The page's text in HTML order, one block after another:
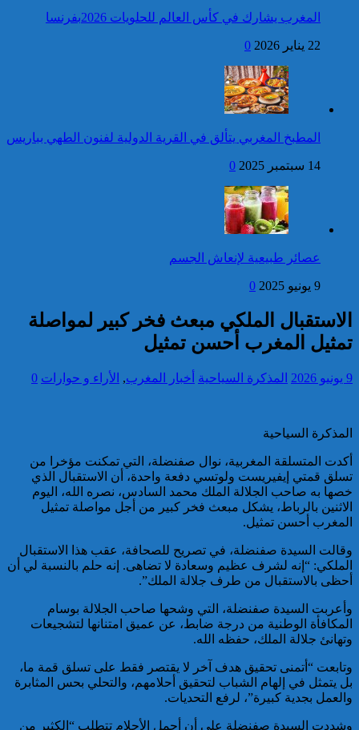
برقية تهنئة إلى جلالة الملك
من رئيس مجلس وزراء
جمهورية أرمينيا بمناسبة عيد
فتح بحث للتحقق من الأفعال
الإجرامية المنسوبة لأربع وعشرين
شخصا للاشتباه في تورطهم في
الامتناع عن القيام بعمل من أعمال
وظيفتهم بغرض الارتشاء
واستغلال النفوذ
إحصائيات مكافحة الجريمة ..
استمرار ارتفاع معدل الزجر
بالعنف
تقديم 17 موقوفا على أنظار النيابة
عرفتها منطقة سيدي الطيبي
موظف أمن يتقدم بشكاية لدى
الوكيل العام للملك بمحكمة
خلفية ادعاءات وهمية وجرائم
مزعومة نسبها له حساب على
شبكات التواصل الاجتماعي
كاريكاتير
كاريكاتير
كاريكاتير
المغرب يشارك في كأس العالم للحلويات 2026بفرنسا
22 يناير 2026 0
المطبخ المغربي يتألق في القرية الدولية لفنون الطهي بباريس
14 سبتمبر 2025 0
عصائر طبيعية لإنعاش الجسم
9 يونيو 2025 0
الاستقبال الملكي مبعث فخر كبير لمواصلة
تمثيل المغرب أحسن تمثيل
9 يونيو 2026 المذكرة السياحية أخبار المغرب, الأراء و حوارات 0
المذكرة السياحية
أكدت المتسلقة المغربية، نوال صفنضلة، التي تمكنت مؤخرا من
تسلق قمتي إيفيريست ولوتسي دفعة واحدة، أن الاستقبال الذي
خصها به صاحب الجلالة الملك محمد السادس، نصره الله، اليوم
الاثنين بالرباط، يشكل مبعث فخر كبير من أجل مواصلة تمثيل
المغرب أحسن تمثيل.
وقالت السيدة صفنضلة، في تصريح للصحافة، عقب هذا الاستقبال
الملكي: “إنه لشرف عظيم وسعادة لا تضاهى. إنه حلم بالنسبة لي أن
أحظى بالاستقبال من طرف جلالة الملك”.
وأعربت السيدة صفنضلة، التي وشحها صاحب الجلالة بوسام
المكافأة الوطنية من درجة ضابط، عن عميق امتنانها لتشجيعات
وتهانئ جلالة الملك، حفظه الله.
وتابعت “أتمنى تحقيق هدف آخر لا يقتصر فقط على تسلق قمة ما،
بل يتمثل في إلهام الشباب لتحقيق أحلامهم، والتحلي بحس المثابرة
والعمل بجدية كبيرة”، لرفع التحديات.
وشددت السيدة صفنضلة على أن أجمل الأحلام تتطلب “الكثير من